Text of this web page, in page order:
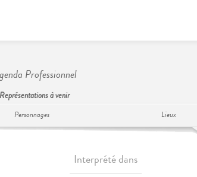
Professionnel
Représentations à venir
Personnages Lieux
Interprété dans